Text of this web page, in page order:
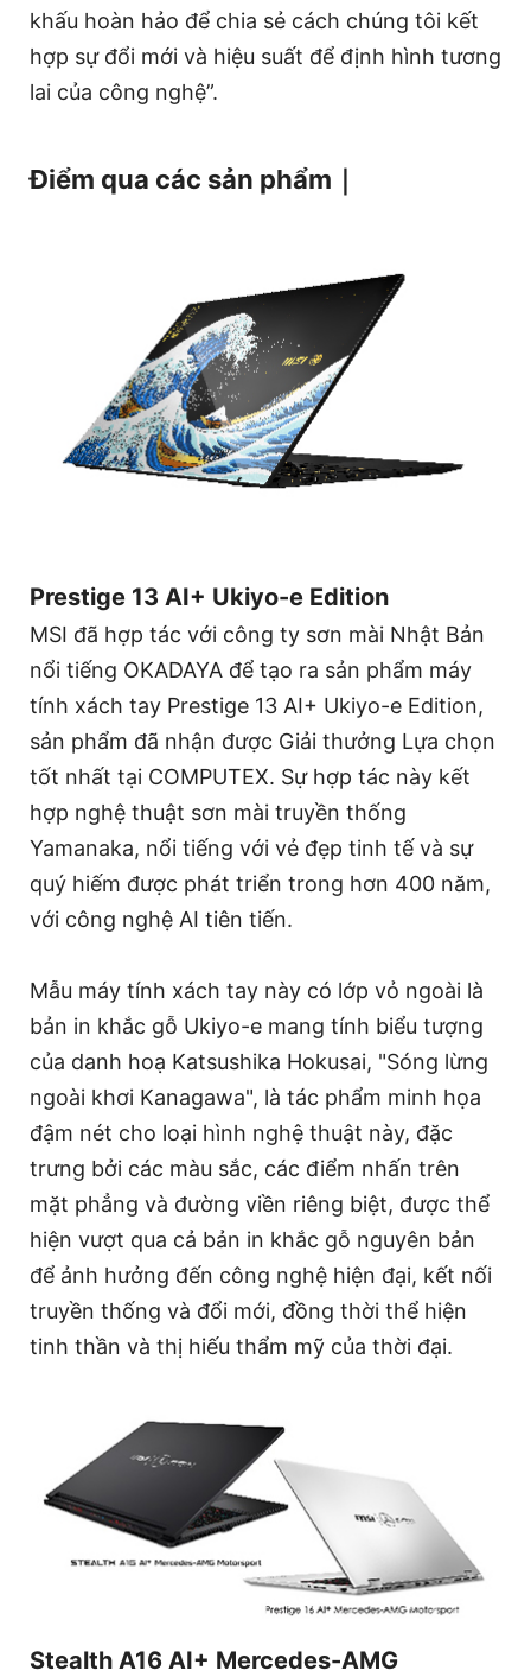
khấu hoàn hảo để chia sẻ cách chúng tôi kết
hợp sự đổi mới và hiệu suất để định hình tương
lai của công nghệ”.
Điểm qua các sản phẩm｜
Prestige 13 AI+ Ukiyo-e Edition
MSI đã hợp tác với công ty sơn mài Nhật Bản
nổi tiếng OKADAYA để tạo ra sản phẩm máy
tính xách tay Prestige 13 AI+ Ukiyo-e Edition,
sản phẩm đã nhận được Giải thưởng Lựa chọn
tốt nhất tại COMPUTEX. Sự hợp tác này kết
hợp nghệ thuật sơn mài truyền thống
Yamanaka, nổi tiếng với vẻ đẹp tinh tế và sự
quý hiếm được phát triển trong hơn 400 năm,
với công nghệ AI tiên tiến.
Mẫu máy tính xách tay này có lớp vỏ ngoài là
bản in khắc gỗ Ukiyo-e mang tính biểu tượng
của danh hoạ Katsushika Hokusai, "Sóng lừng
ngoài khơi Kanagawa", là tác phẩm minh họa
đậm nét cho loại hình nghệ thuật này, đặc
trưng bởi các màu sắc, các điểm nhấn trên
mặt phẳng và đường viền riêng biệt, được thể
hiện vượt qua cả bản in khắc gỗ nguyên bản
để ảnh hưởng đến công nghệ hiện đại, kết nối
truyền thống và đổi mới, đồng thời thể hiện
tinh thần và thị hiếu thẩm mỹ của thời đại.
Stealth A16 AI+ Mercedes-AMG